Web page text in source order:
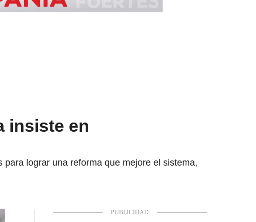
insiste en
lograr una reforma que mejore el sistema,